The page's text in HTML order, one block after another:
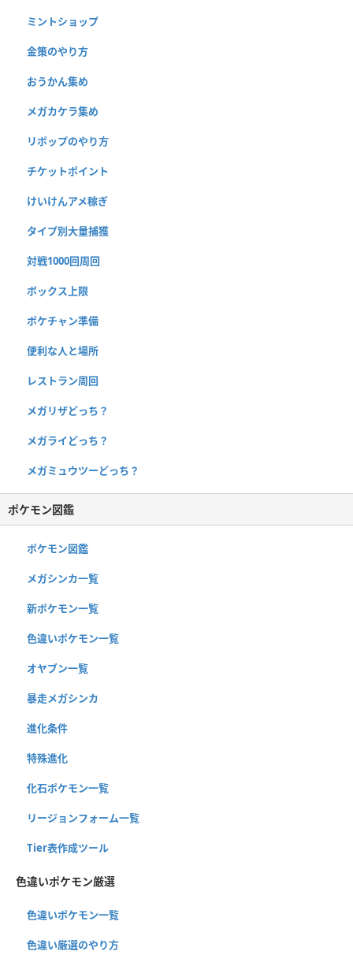
ミントショップ
金策のやり方
おうかん集め
メガカケラ集め
リポップのやり方
チケットポイント
けいけんアメ稼ぎ
タイプ別大量捕獲
対戦1000回周回
ボックス上限
ポケチャン準備
便利な人と場所
レストラン周回
メガリザどっち？
メガライどっち？
メガミュウツーどっち？
ポケモン図鑑
ポケモン図鑑
メガシンカ一覧
新ポケモン一覧
色違いポケモン一覧
オヤブン一覧
暴走メガシンカ
進化条件
特殊進化
化石ポケモン一覧
リージョンフォーム一覧
Tier表作成ツール
色違いポケモン厳選
色違いポケモン一覧
色違い厳選のやり方